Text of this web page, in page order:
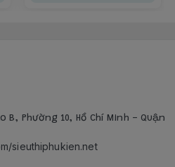
B, Phường 10, Hồ Chí Minh - Quận
sieuthiphukien.net